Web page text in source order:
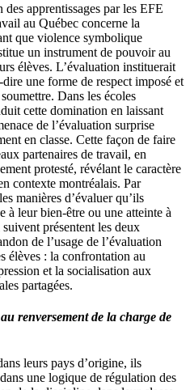
apprentissages par les EFE
au Québec concerne la
que violence symbolique
un instrument de pouvoir au
élèves. L’évaluation instituerait
dire une forme de respect imposé et
Dans les écoles
cette domination en laissant
de l’évaluation surprise
en classe. Cette façon de faire
partenaires de travail, en
protesté, révélant le caractère
contexte montréalais. Par
manières d’évaluer qu’ils
à leur bien-être ou une atteinte à
présentent les deux
de l’usage de l’évaluation
élèves : la confrontation au
et la socialisation aux
partagées.
renversement de la charge de
leurs pays d’origine, ils
une logique de régulation des